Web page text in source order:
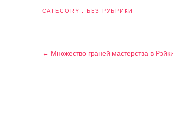
CATEGORY : БЕЗ РУБРИКИ
← Множество граней мастерства в Рэйки